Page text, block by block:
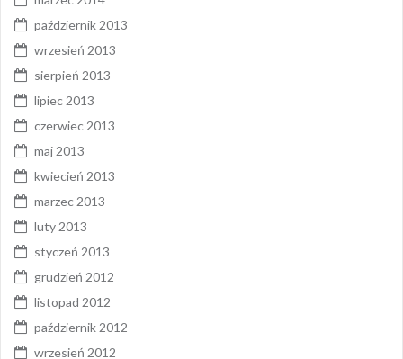
październik 2013
wrzesień 2013
sierpień 2013
lipiec 2013
czerwiec 2013
maj 2013
kwiecień 2013
marzec 2013
luty 2013
styczeń 2013
grudzień 2012
listopad 2012
październik 2012
wrzesień 2012